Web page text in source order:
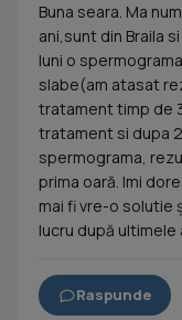
Buna seara. Ma
ani,sunt din Braila
luni o
slabe(am atasat
tratament timp de
tratament si dupa
spermograma,
prima oară. Imi
mai fi vre-o solutie
lucru după ultimele
Raspunde